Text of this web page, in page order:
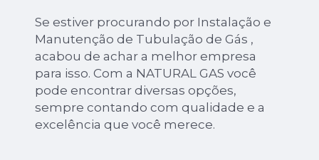
Se estiver procurando por Instalação e
Manutenção de Tubulação de Gás ,
acabou de achar a melhor empresa
para isso. Com a NATURAL GAS você
pode encontrar diversas opções,
sempre contando com qualidade e a
excelência que você merece.